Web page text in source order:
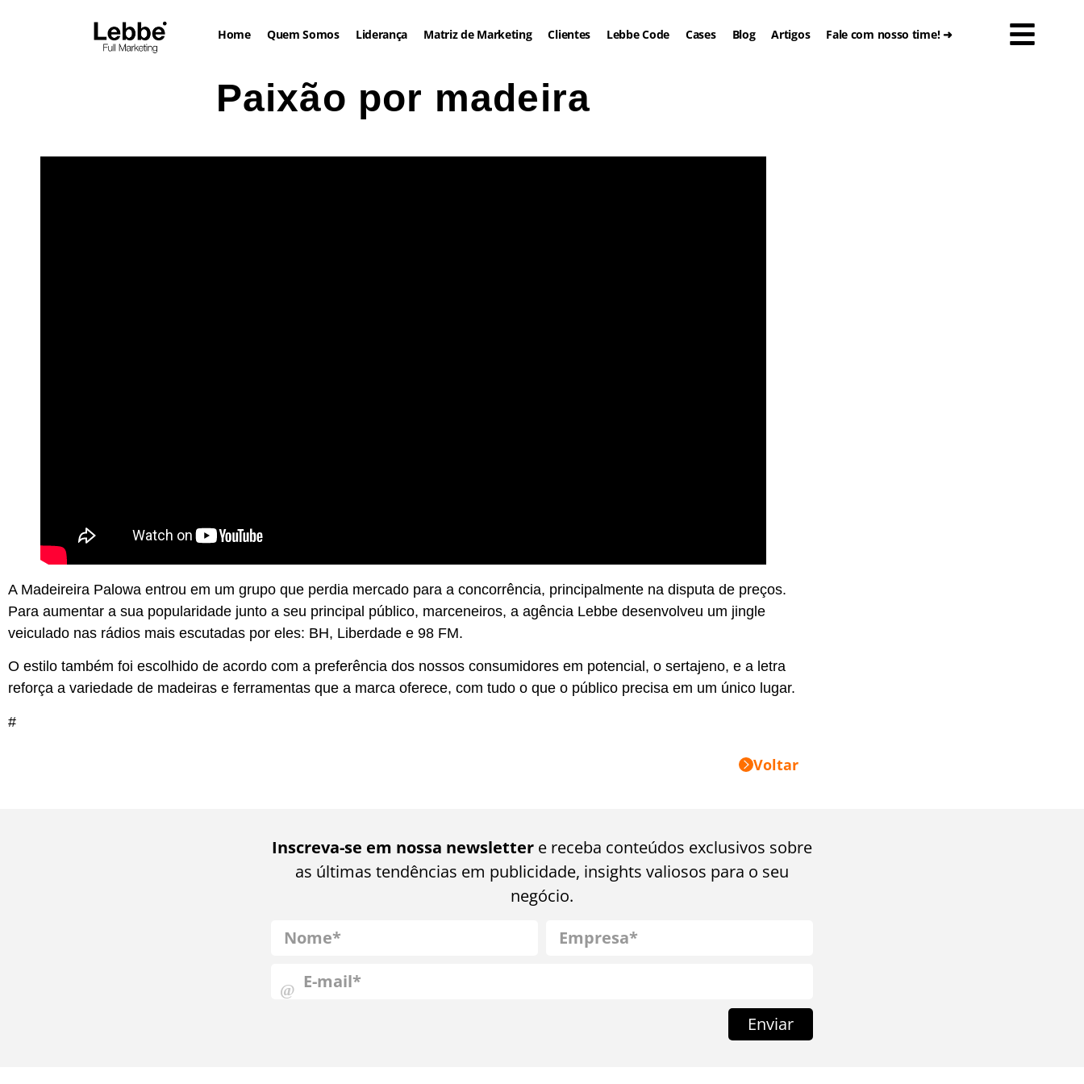
Home Quem Somos Liderança Matriz de Marketing Clientes Lebbe Code Cases Blog Artigos Fale com nosso time! ➜
Paixão por madeira
A Madeireira Palowa entrou em um grupo que perdia mercado para a concorrência, principalmente na disputa de preços.
Para aumentar a sua popularidade junto a seu principal público, marceneiros, a agência Lebbe desenvolveu um jingle
veiculado nas rádios mais escutadas por eles: BH, Liberdade e 98 FM.
O estilo também foi escolhido de acordo com a preferência dos nossos consumidores em potencial, o sertajeno, e a letra
reforça a variedade de madeiras e ferramentas que a marca oferece, com tudo o que o público precisa em um único lugar.
#
Voltar
Inscreva-se em nossa newsletter e receba conteúdos exclusivos sobre
as últimas tendências em publicidade, insights valiosos para o seu
negócio.
Enviar